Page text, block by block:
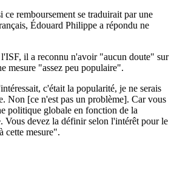
ce remboursement se traduirait par une
Édouard Philippe a répondu ne
il a reconnu n'avoir "aucun doute" sur
mesure "assez peu populaire".
c'était la popularité, je ne serais
Non [ce n'est pas un problème]. Car vous
politique globale en fonction de la
Vous devez la définir selon l'intérêt pour le
cette mesure".